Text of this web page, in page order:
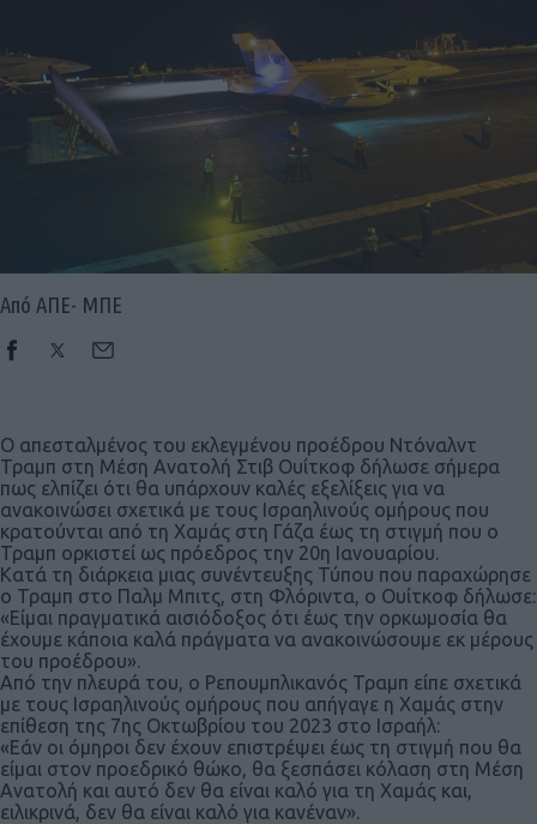
Social
Από ΑΠΕ- ΜΠΕ
Ο απεσταλμένος του εκλεγμένου προέδρου Ντόναλντ
Τραμπ στη Μέση Ανατολή Στιβ Ουίτκοφ δήλωσε σήμερα
πως ελπίζει ότι θα υπάρχουν καλές εξελίξεις για να
ανακοινώσει σχετικά με τους Ισραηλινούς ομήρους που
κρατούνται από τη Χαμάς στη Γάζα έως τη στιγμή που ο
Τραμπ ορκιστεί ως πρόεδρος την 20η Ιανουαρίου.
Κατά τη διάρκεια μιας συνέντευξης Τύπου που παραχώρησε
ο Τραμπ στο Παλμ Μπιτς, στη Φλόριντα, ο Ουίτκοφ δήλωσε:
«Είμαι πραγματικά αισιόδοξος ότι έως την ορκωμοσία θα
έχουμε κάποια καλά πράγματα να ανακοινώσουμε εκ μέρους
του προέδρου».
Από την πλευρά του, ο Ρεπουμπλικανός Τραμπ είπε σχετικά
με τους Ισραηλινούς ομήρους που απήγαγε η Χαμάς στην
επίθεση της 7ης Οκτωβρίου του 2023 στο Ισραήλ:
«Εάν οι όμηροι δεν έχουν επιστρέψει έως τη στιγμή που θα
είμαι στον προεδρικό θώκο, θα ξεσπάσει κόλαση στη Μέση
Ανατολή και αυτό δεν θα είναι καλό για τη Χαμάς και,
ειλικρινά, δεν θα είναι καλό για κανέναν».